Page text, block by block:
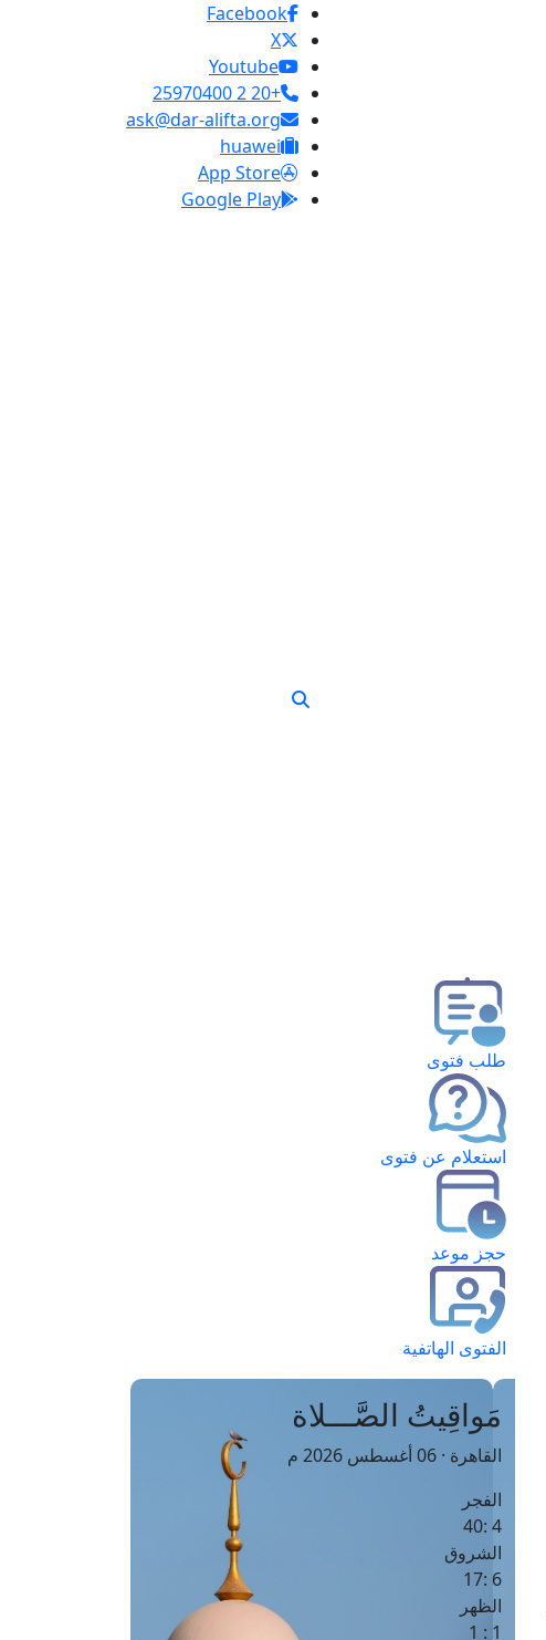
Facebook
X
Youtube
+20 2 25970400
ask@dar-alifta.org
huawei
App Store
Google Play
طلب فتوى
استعلام عن فتوى
حجز موعد
الفتوى الهاتفية
مَواقِيتُ الصَّـــلاة
القاهرة · 06 أغسطس 2026 م
الفجر
4 :40
الشروق
6 :17
الظهر
1 : 1